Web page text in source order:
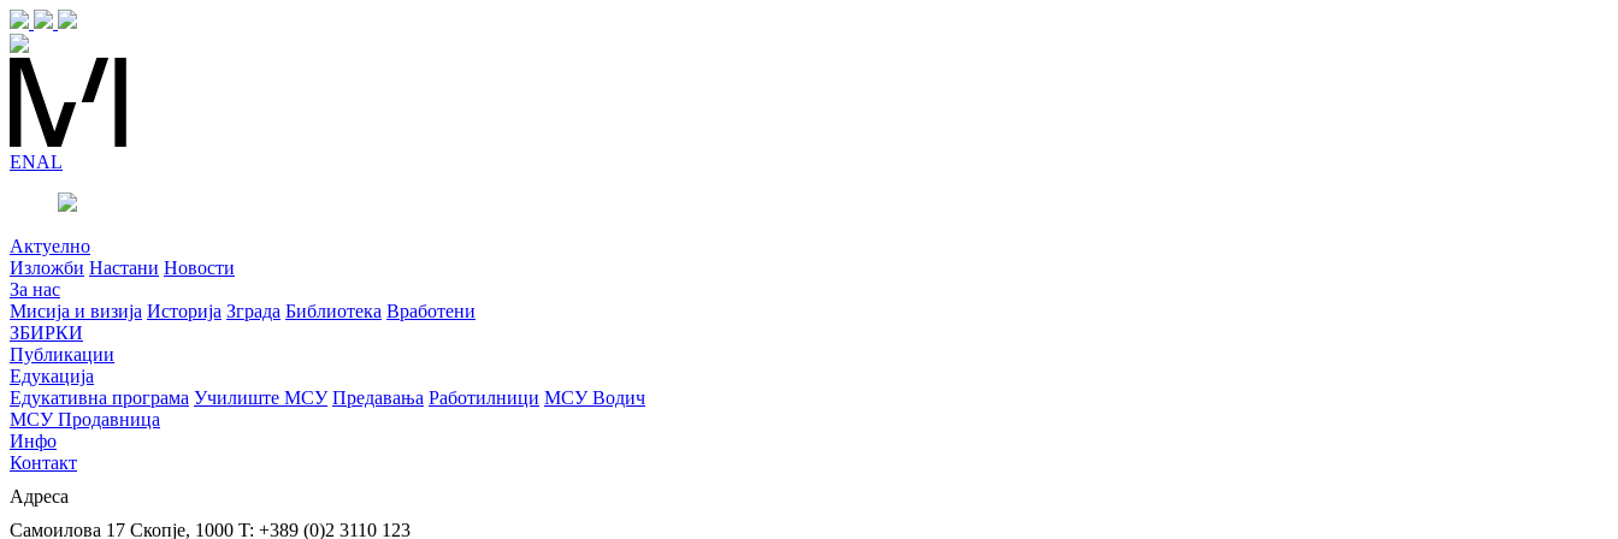
ENAL
Актуелно
Изложби Настани Новости
За нас
Мисија и визија Историја Зграда Библиотека Вработени
ЗБИРКИ
Публикации
Едукација
Едукативна програма Училиште МСУ Предавања Работилници МСУ Водич
МСУ Продавница
Инфо
Контакт
Адреса
Самоилова 17 Скопје, 1000 T: +389 (0)2 3110 123